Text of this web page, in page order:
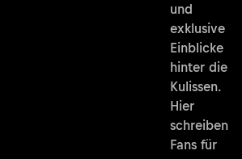
und
exklusive
Einblicke
hinter die
Kulissen.
Hier
schreiben
Fans für